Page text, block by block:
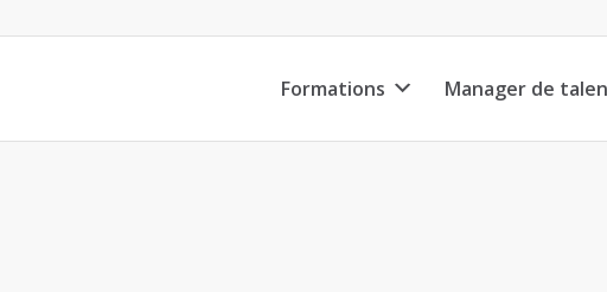
Formations Manager de